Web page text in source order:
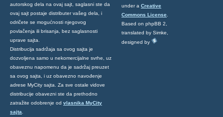
autorskog dela na ovaj sajt, saglasni ste da
ovaj sajt postaje distributer vašeg dela, i
odričete se mogućnosti njegovog
povlačenja ili brisanja, bez saglasnosti
uprave sajta.
Distribucija sadržaja sa ovog sajta je
dozvoljena samo u nekomercijalne svrhe, uz
obaveznu napomenu da je sadržaj preuzet
sa ovog sajta, i uz obavezno navođenje
adrese MyCity sajta. Za sve ostale vidove
distribucije obavezni ste da prethodno
zatražite odobrenje od vlasnika MyCity
sajta
under a Creative
Commons License
Based on phpBB 2,
translated by Simke,
designed by